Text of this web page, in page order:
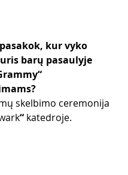
kur vyko
barų pasaulyje
skelbimo ceremonija
“ katedroje.